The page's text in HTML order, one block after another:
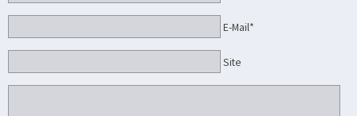
E-Mail*
Site